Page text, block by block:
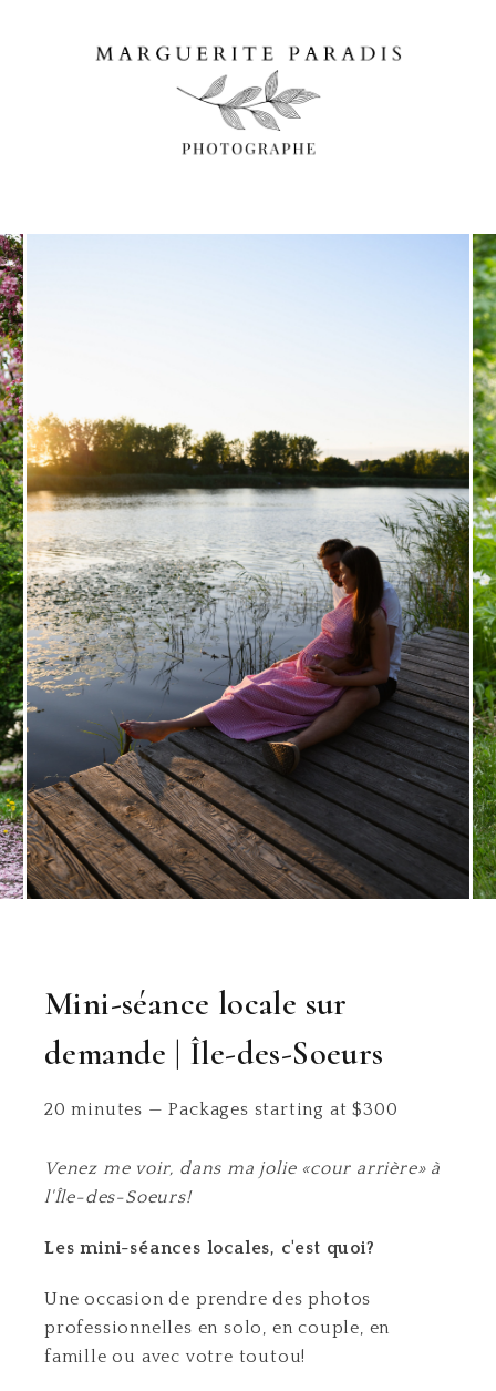
Mini-séance locale sur
demande | Île-des-Soeurs
20 minutes — Packages starting at$300
Venez me voir, dans ma jolie «cour arrière» à
l'Île-des-Soeurs!
Les mini-séances locales, c'est quoi?
Une occasion de prendre des photos
professionnelles en solo, en couple, en
famille ou avec votre toutou!